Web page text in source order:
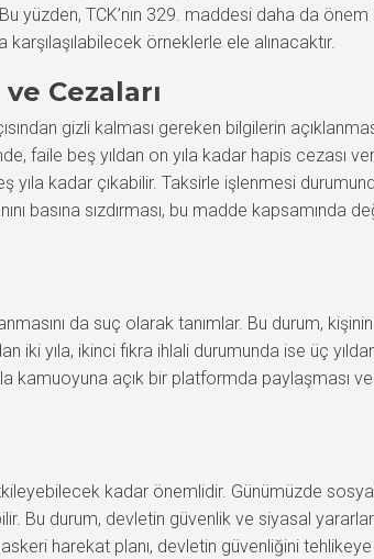
yüzden, TCK’nın 329. maddesi daha da
karşılaşılabilecek örneklerle ele alınacaktır.
Cezaları
gizli kalması gereken bilgilerin
faile beş yıldan on yıla kadar hapis cezası
yıla kadar çıkabilir. Taksirle işlenmesi
basına sızdırması, bu madde kapsamında
da suç olarak tanımlar. Bu durum,
iki yıla, ikinci fıkra ihlali durumunda ise üç
kamuoyuna açık bir platformda paylaşması
kadar önemlidir. Günümüzde
Bu durum, devletin güvenlik ve siyasal
harekat planı, devletin güvenliğini